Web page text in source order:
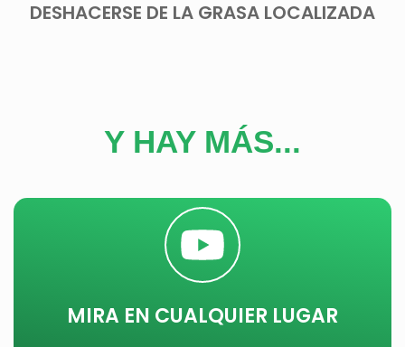
DESHACERSE DE LA GRASA LOCALIZADA
Y HAY MÁS...
MIRA EN CUALQUIER LUGAR